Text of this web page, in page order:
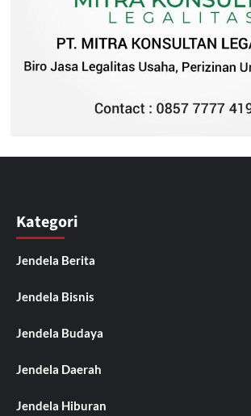
Kategori
Jendela Berita
Jendela Bisnis
Jendela Budaya
Jendela Daerah
Jendela Hiburan